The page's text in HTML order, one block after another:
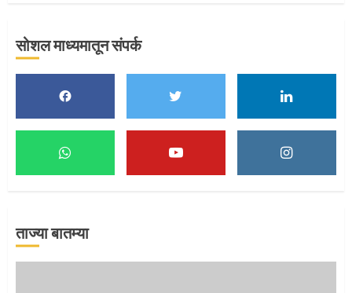
मुख्यमंत्र्यांच्या हस्ते विठ्ठलाची महापूजा
माऊलींच्या पादुकांना नीरा स्नान
सोशल माध्यमातून संपर्क
ताज्या बातम्या